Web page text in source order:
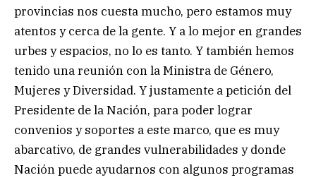
provincias nos cuesta mucho, pero estamos muy
atentos y cerca de la gente. Y a lo mejor en grandes
urbes y espacios, no lo es tanto. Y también hemos
tenido una reunión con la Ministra de Género,
Mujeres y Diversidad. Y justamente a petición del
Presidente de la Nación, para poder lograr
convenios y soportes a este marco, que es muy
abarcativo, de grandes vulnerabilidades y donde
Nación puede ayudarnos con algunos programas